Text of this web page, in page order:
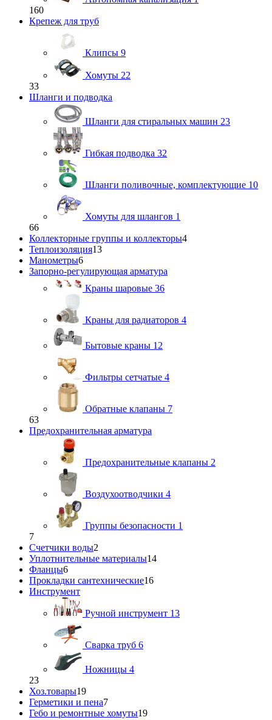
160
Крепеж для труб
Клипсы 9
Хомуты 22
33
Шланги и подводка
Шланги для стиральных машин 23
Гибкая подводка 32
Шланги поливочные, комплектующие 10
Хомуты для шлангов 1
66
Коллекторные группы и коллекторы4
Теплоизоляция13
Манометры6
Запорно-регулирующая арматура
Краны шаровые 36
Краны для радиаторов 4
Бытовые краны 12
Фильтры сетчатые 4
Обратные клапаны 7
63
Предохранительная арматура
Предохранительные клапаны 2
Воздухоотводчики 4
Группы безопасности 1
7
Счетчики воды2
Уплотнительные материалы14
Фланцы6
Прокладки сантехнические16
Инструмент
Ручной инструмент 13
Сварка труб 6
Ножницы 4
23
Хоз.товары19
Герметики и пена7
Гебо и ремонтные хомуты19